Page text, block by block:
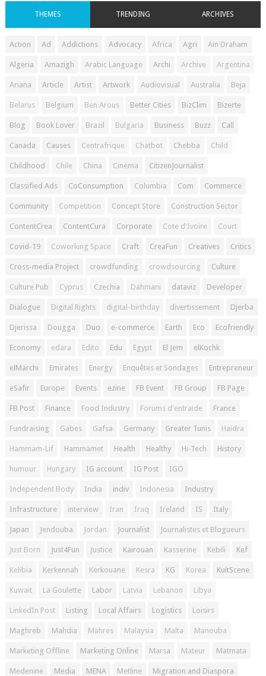
THEMES TRENDING ARCHIVES
Action Ad Addictions Advocacy Africa Agri Ain Draham
Algeria Amazigh Arabic Language Archi Archive Argentina
Ariana Article Artist Artwork Audiovisual Australia Beja
Belarus Belgium Ben Arous Better Cities BizClim Bizerte
Blog Book Lover Brazil Bulgaria Business Buzz Call
Canada Causes Centrafrique Chatbot Chebba Child
Childhood Chile China Cinema CitizenJournalist
Classified Ads CoConsumption Columbia Com Commerce
Community Competition Concept Store Construction Sector
ContentCrea ContentCura Corporate Cote d'Ivoire Court
Covid-19 Coworking Space Craft CreaFun Creatives Critics
Cross-media Project crowdfunding crowdsourcing Culture
Culture Pub Cyprus Czechia Dahmani dataviz Developer
Dialogue Digital Rights digital-birthday divertissement Djerba
Djerissa Dougga Duo e-commerce Earth Eco Ecofriendly
Economy edara Edito Edu Egypt El Jem elKochk
elMarchi Emirates Energy Enquêtes et Sondages Entrepreneur
eSafir Europe Events ezine FB Event FB Group FB Page
FB Post Finance Food Industry Forums d'entraide France
Fundraising Gabes Gafsa Germany Greater Tunis Haidra
Hammam-Lif Hammamet Health Healthy Hi-Tech History
humour Hungary IG account IG Post IGO
Independent Body India indiv Indonesia Industry
Infrastructure interview Iran Iraq Ireland IS Italy
Japan Jendouba Jordan Journalist Journalistes et Blogueurs
Just Born Just4Fun Justice Kairouan Kasserine Kebili Kef
Kelibia Kerkennah Kerkouane Kesra KG Korea KultScene
Kuwait La Goulette Labor Latvia Lebanon Libya
LinkedIn Post Listing Local Affairs Logistics Loisirs
Maghreb Mahdia Mahres Malaysia Malta Manouba
Marketing Offline Marketing Online Marsa Mateur Matmata
Medenine Media MENA Metline Migration and Diaspora